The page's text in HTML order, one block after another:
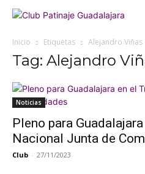
Inicio Etiquetas Alejandro Viñas
Tag: Alejandro
Noticias
Pleno para
Nacional Junta de
Club - 27/11/2023